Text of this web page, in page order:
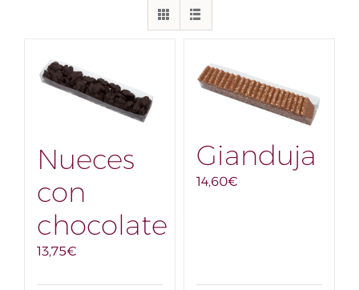
Nueces
con
chocolate
13,75€
Gianduja
14,60€